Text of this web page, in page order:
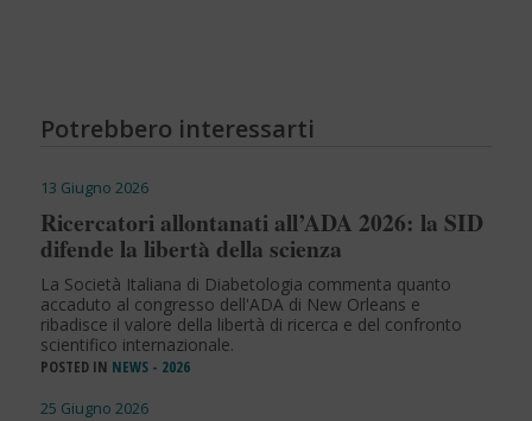
Potrebbero interessarti
13 Giugno 2026
Ricercatori allontanati all’ADA 2026: la SID
difende la libertà della scienza
La Società Italiana di Diabetologia commenta quanto
accaduto al congresso dell'ADA di New Orleans e
ribadisce il valore della libertà di ricerca e del confronto
scientifico internazionale.
POSTED IN NEWS - 2026
25 Giugno 2026